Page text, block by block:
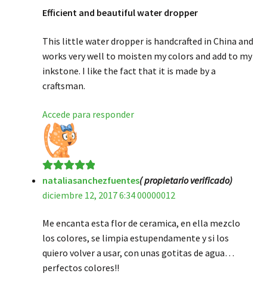
Efficient and beautiful water dropper
This little water dropper is handcrafted in China and
works very well to moisten my colors and add to my
inkstone. I like the fact that it is made by a
craftsman.
Accede para responder
Valorado en5
de 5
nataliasanchezfuentes( propietario verificado)
diciembre 12, 2017 6:34 00000012
Me encanta esta flor de ceramica, en ella mezclo
los colores, se limpia estupendamente y si los
quiero volver a usar, con unas gotitas de agua…
perfectos colores!!